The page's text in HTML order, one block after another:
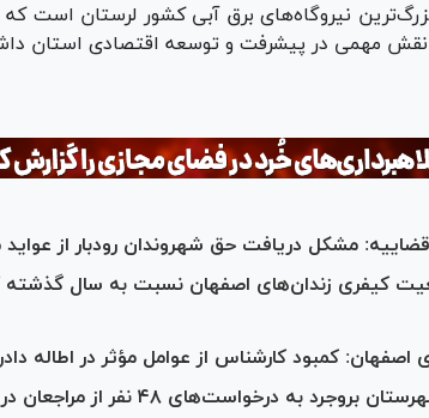
نیروگاه‌های برق آبی کشور لرستان است
نقش مهمی در پیشرفت و توسعه اقتصادی استان
مشکل دریافت حق شهروندان رودبار از
کمبود کارشناس از عوامل مؤثر در اطاله
مسئولان قضایی شهرستان بروجرد به